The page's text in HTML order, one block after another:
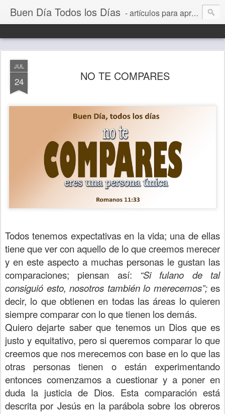
Buen Día Todos los Días - artículos para aprender a vivir mejor, un día a la vez. Por Juan C Quintero
JUL
24 NO TE COMPARES
Todos tenemos expectativas en la vida; una de ellas
tiene que ver con aquello de lo que creemos merecer
y en este aspecto a muchas personas le gustan las
comparaciones; piensan así: “Si fulano de tal
consiguió esto, nosotros también lo merecemos”; es
decir, lo que obtienen en todas las áreas lo quieren
siempre comparar con lo que tienen los demás.
Quiero dejarte saber que tenemos un Dios que es
justo y equitativo, pero si queremos comparar lo que
creemos que nos merecemos con base en lo que las
otras personas tienen o están experimentando
entonces comenzamos a cuestionar y a poner en
duda la justicia de Dios. Esta comparación está
descrita por Jesús en la parábola sobre los obreros